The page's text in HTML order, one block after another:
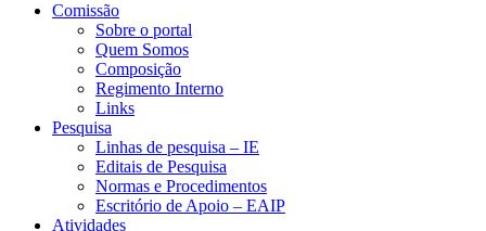
Comissão
Sobre o portal
Quem Somos
Composição
Regimento Interno
Links
Pesquisa
Linhas de pesquisa – IE
Editais de Pesquisa
Normas e Procedimentos
Escritório de Apoio – EAIP
Atividades